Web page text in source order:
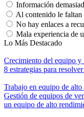
Información
Al contenido le faltan
No hay enlaces a
Mala experiencia de
Lo Más Destacado
Crecimiento del equipo
8 estrategias para
Trabajo en equipo de
Gestión de equipos de
un equipo de alto